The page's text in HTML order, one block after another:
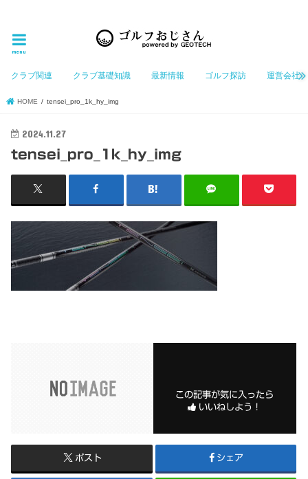
menu
クラブ関連 クラブ基礎知識 最新情報 ゴルフ探訪 運営会社
HOME tensei_pro_1k_hy_img
2024.11.27
tensei_pro_1k_hy_img
この記事が気に入ったら
いいねしよう！
ポスト シェア